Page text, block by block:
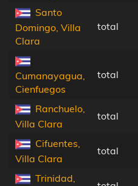
Santo
Domingo, Villa
Clara
total
Cumanayagua,
Cienfuegos
total
Ranchuelo,
Villa Clara
total
Cifuentes,
Villa Clara
total
Trinidad,